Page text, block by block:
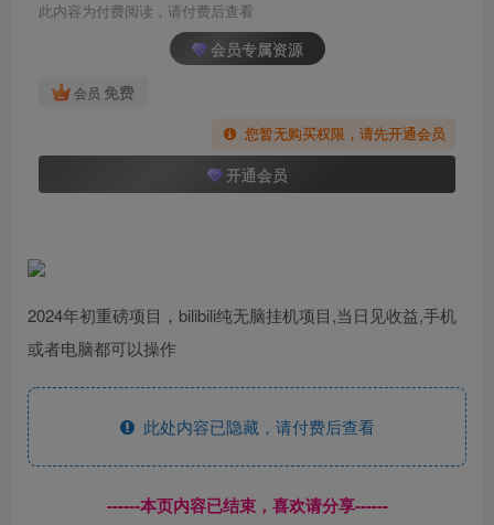
此内容为付费阅读，请付费后查看
会员专属资源
会员 免费
您暂无购买权限，请先开通会员
开通会员
2024年初重磅项目，bilibili纯无脑挂机项目,当日见收益,手机
或者电脑都可以操作
此处内容已隐藏，请付费后查看
------本页内容已结束，喜欢请分享------